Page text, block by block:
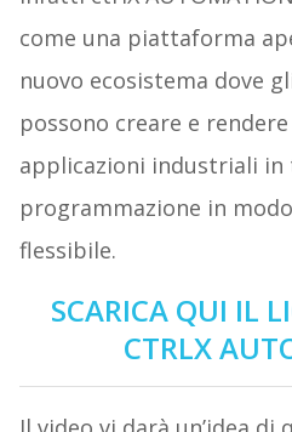
come una piattaforma
nuovo ecosistema dove
possono creare e
applicazioni industriali
programmazione in
flessibile.
SCARICA QUI IL
CTRLX